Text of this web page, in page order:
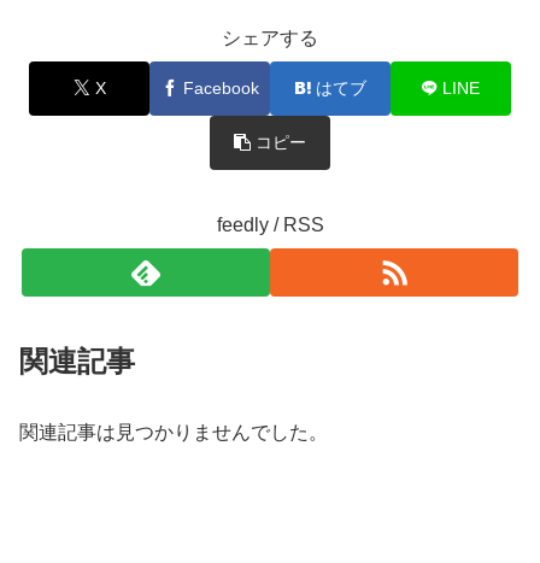
シェアする
X Facebook はてブ LINE
コピー
feedly / RSS
関連記事
関連記事は見つかりませんでした。